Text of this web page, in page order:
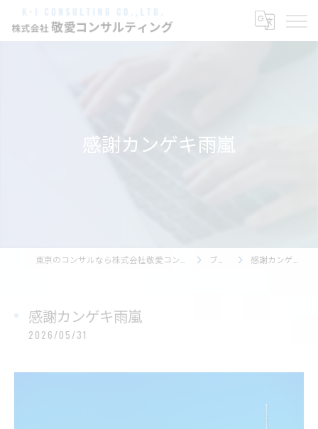
感謝カンゲキ雨嵐
ブログ 感謝カンゲキ雨嵐
感謝カンゲキ雨嵐
2026/05/31